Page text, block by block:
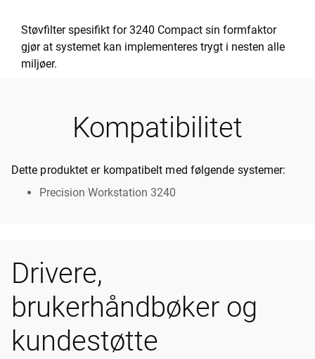
Støvfilter spesifikt for 3240 Compact sin formfaktor
gjør at systemet kan implementeres trygt i nesten alle
miljøer.
Kompatibilitet
Dette produktet er kompatibelt med følgende systemer:
Precision Workstation 3240
Drivere,
brukerhåndbøker og
kundestøtte